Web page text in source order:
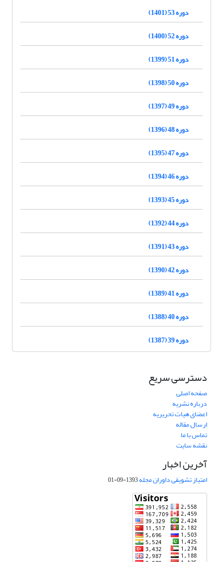
دوره 53 (1401)
دوره 52 (1400)
دوره 51 (1399)
دوره 50 (1398)
دوره 49 (1397)
دوره 48 (1396)
دوره 47 (1395)
دوره 46 (1394)
دوره 45 (1393)
دوره 44 (1392)
دوره 43 (1391)
دوره 42 (1390)
دوره 41 (1389)
دوره 40 (1388)
دوره 39 (1387)
دسترسی سریع
صفحه اصلی
درباره نشریه
اعضای هیات تحریریه
ارسال مقاله
تماس با ما
نقشه سایت
آخرین اخبار
امتیاز تشویقی داوران مجله1393-09-01